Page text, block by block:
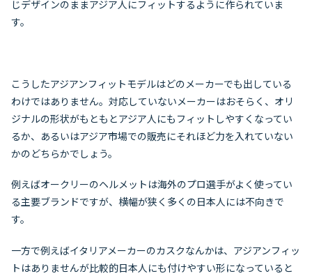
じデザインのままアジア人にフィットするように作られていま
す。
こうしたアジアンフィットモデルはどのメーカーでも出している
わけではありません。対応していないメーカーはおそらく、オリ
ジナルの形状がもともとアジア人にもフィットしやすくなってい
るか、あるいはアジア市場での販売にそれほど力を入れていない
かのどちらかでしょう。
例えばオークリーのヘルメットは海外のプロ選手がよく使ってい
る主要ブランドですが、横幅が狭く多くの日本人には不向きで
す。
一方で例えばイタリアメーカーのカスクなんかは、アジアンフィッ
トはありませんが比較的日本人にも付けやすい形になっていると